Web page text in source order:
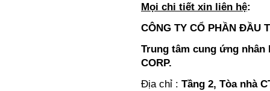
Mọi chi tiết xin liên hệ
CÔNG TY CỔ PHẦN ĐẦU
Trung tâm cung ứng
CORP.
Địa chỉ : Tầng 2, Tòa nhà